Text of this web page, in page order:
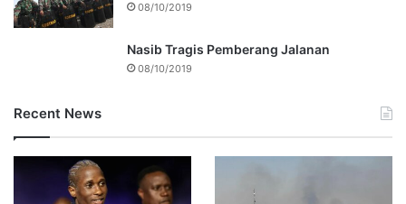
08/10/2019
Nasib Tragis Pemberang Jalanan
08/10/2019
Recent News